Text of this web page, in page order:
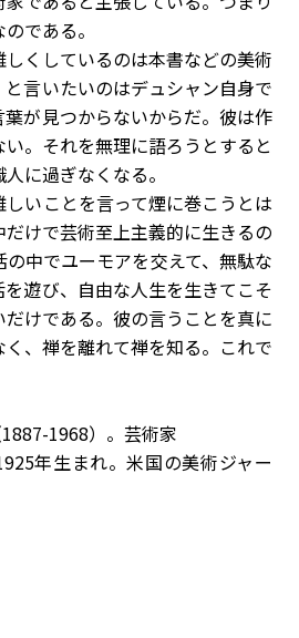
である。
くしているのは本書などの美術
言いたいのはデュシャン自身で
が見つからないからだ。彼は作
。それを無理に語ろうとすると
に過ぎなくなる。
いことを言って煙に巻こうとは
けで芸術至上主義的に生きるの
中でユーモアを交えて、無駄な
遊び、自由な人生を生きてこそ
けである。彼の言うことを真に
、禅を離れて禅を知る。これで
1968）。芸術家
年生まれ。米国の美術ジャー